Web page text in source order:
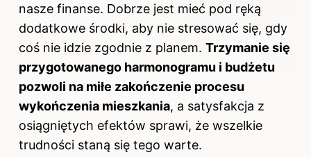
nasze finanse. Dobrze jest mieć pod ręką
dodatkowe środki, aby nie stresować się, gdy
coś nie idzie zgodnie z planem. Trzymanie się
przygotowanego harmonogramu i budżetu
pozwoli na miłe zakończenie procesu
wykończenia mieszkania, a satysfakcja z
osiągniętych efektów sprawi, że wszelkie
trudności staną się tego warte.